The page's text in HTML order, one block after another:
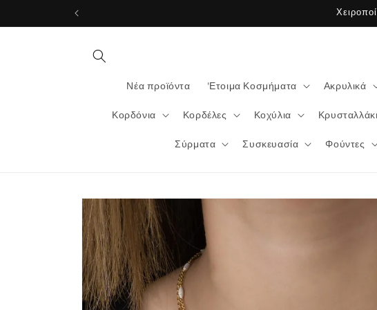
Νέα προϊόντα 'Ετοιμα Κοσμήματα Ακρυλικά
Κορδόνια Κορδέλες Κοχύλια
Σύρματα Συσκευασία Φούντες
στις
πληροφορίες
προϊόντος